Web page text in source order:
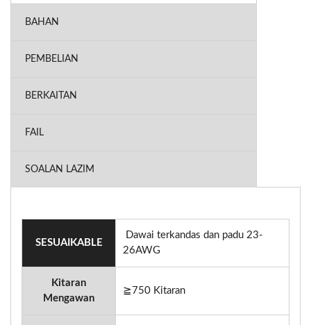
BAHAN
PEMBELIAN
BERKAITAN
FAIL
SOALAN LAZIM
SESUAIKABLE
Dawai terkandas dan padu 23-
26AWG
Kitaran
Mengawan
≧750 Kitaran